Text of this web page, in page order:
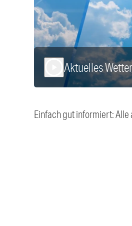
Aktuelles
Einfach gut informiert: